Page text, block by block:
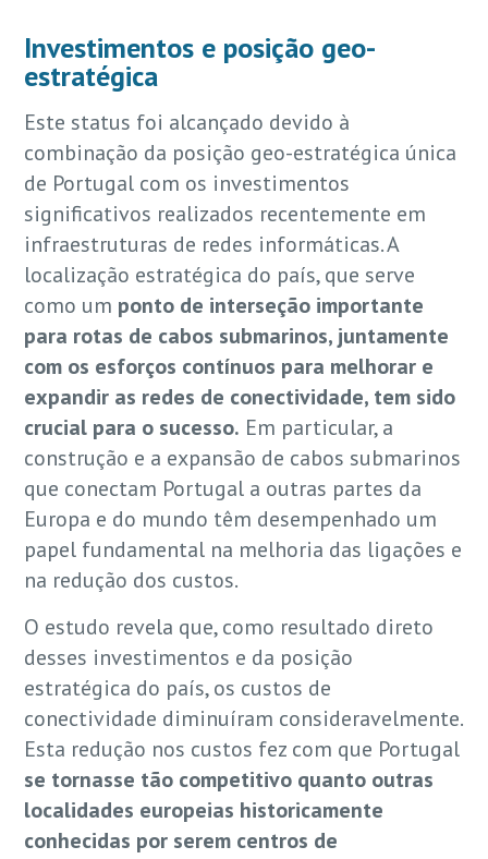
Investimentos e posição geo-
estratégica
Este status foi alcançado devido à
combinação da posição geo-estratégica única
de Portugal com os investimentos
significativos realizados recentemente em
infraestruturas de redes informáticas. A
localização estratégica do país, que serve
como um ponto de interseção importante
para rotas de cabos submarinos, juntamente
com os esforços contínuos para melhorar e
expandir as redes de conectividade, tem sido
crucial para o sucesso. Em particular, a
construção e a expansão de cabos submarinos
que conectam Portugal a outras partes da
Europa e do mundo têm desempenhado um
papel fundamental na melhoria das ligações e
na redução dos custos.
O estudo revela que, como resultado direto
desses investimentos e da posição
estratégica do país, os custos de
conectividade diminuíram consideravelmente.
Esta redução nos custos fez com que Portugal
se tornasse tão competitivo quanto outras
localidades europeias historicamente
conhecidas por serem centros de